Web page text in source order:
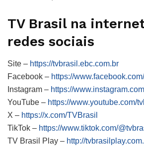
TV Brasilna
redes sociais
Site – https://tvbrasil.ebc.com.br
Facebook – https://
Instagram – https://
YouTube – https://www.youtube.com/
X – https://x.com/TVBrasil
TikTok – https://www.tiktok.com/
TV Brasil Play – http://